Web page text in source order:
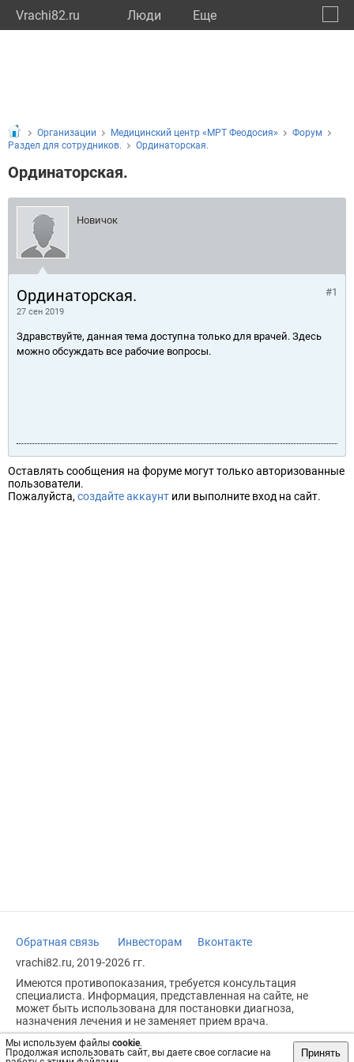
Vrachi82.ru Люди Eще
Мы используем файлы cookie.
Продолжая использовать сайт, вы даете свое согласие на
Принять
Организации Медицинский центр «МРТ Феодосия»
Форум
Раздел для сотрудников.
Ординаторская.
Ординаторская.
Новичок
Ординаторская.
27 сен 2019
#1
Здравствуйте, данная тема доступна только для врачей. Здесь
можно обсуждать все рабочие вопросы.
Оставлять сообщения на форуме могут только авторизованные
пользователи.
Пожалуйста, создайте аккаунт или выполните вход на сайт.
Обратная связь Инвесторам
Вконтакте
vrachi82.ru, 2019-2026 гг.
Имеются противопоказания, требуется консультация
специалиста. Информация, представленная на сайте, не
может быть использована для постановки диагноза,
назначения лечения и не заменяет прием врача.
Возрастное ограничение: 18+